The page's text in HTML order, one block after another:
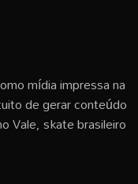
mídia impressa na
de gerar conteúdo
Vale, skate brasileiro